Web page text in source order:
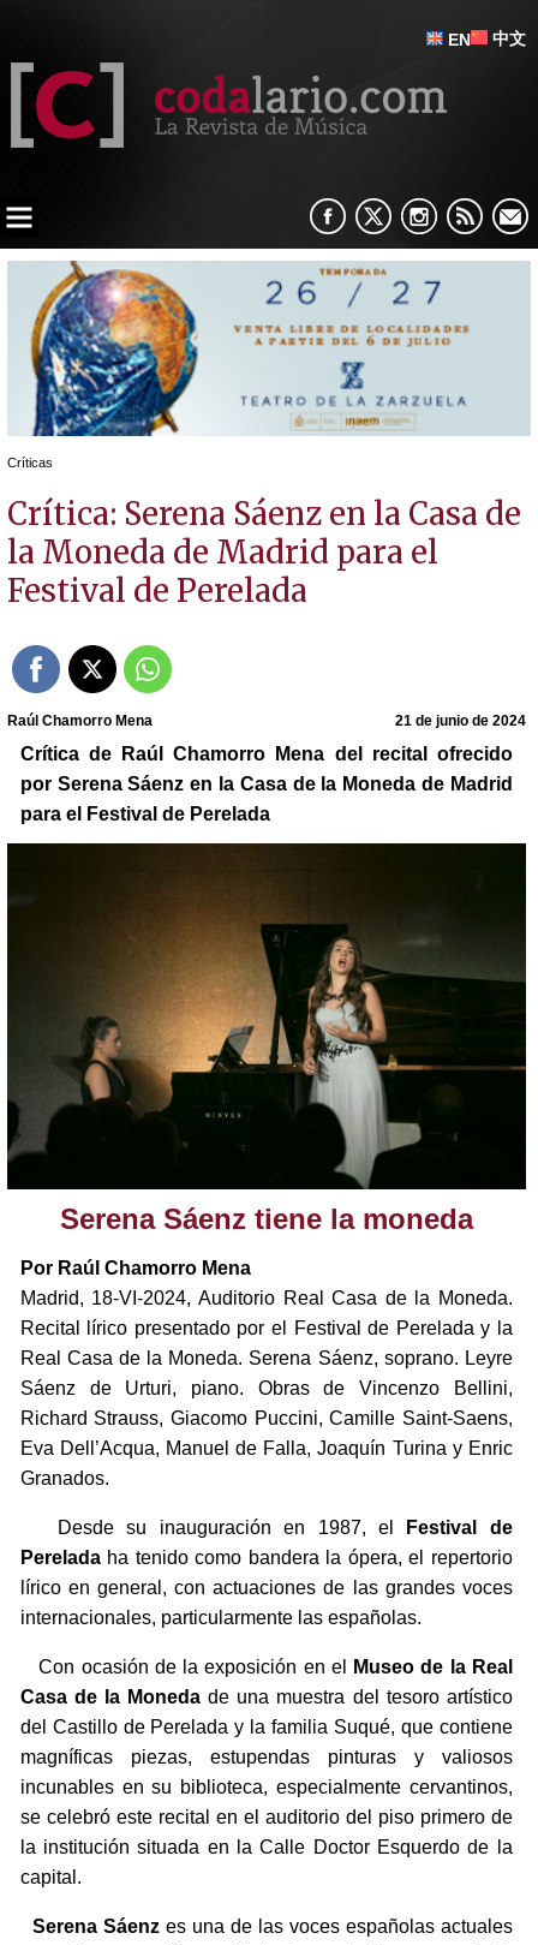
EN 中文
Críticas
Crítica: Serena Sáenz en la Casa de
la Moneda de Madrid para el
Festival de Perelada
Raúl Chamorro Mena 21 de junio de 2024
Crítica de Raúl Chamorro Mena del recital ofrecido
por Serena Sáenz en la Casa de la Moneda de Madrid
para el Festival de Perelada
Serena Sáenz tiene la moneda
Por Raúl Chamorro Mena
Madrid, 18-VI-2024, Auditorio Real Casa de la Moneda.
Recital lírico presentado por el Festival de Perelada y la
Real Casa de la Moneda. Serena Sáenz, soprano. Leyre
Sáenz de Urturi, piano. Obras de Vincenzo Bellini,
Richard Strauss, Giacomo Puccini, Camille Saint-Saens,
Eva Dell’Acqua, Manuel de Falla, Joaquín Turina y Enric
Granados.
Desde su inauguración en 1987, el
Festival de
Pereladaha tenido como bandera la ópera, el repertorio
lírico en general, con actuaciones de las grandes voces
internacionales, particularmente las españolas.
Con ocasión de la exposición en el
Museo de la Real
Casa de la Moneda de una muestra del tesoro artístico
del Castillo de Perelada y la familia Suqué, que contiene
magníficas piezas, estupendas pinturas y valiosos
incunables en su biblioteca, especialmente cervantinos,
se celebró este recital en el auditorio del piso primero de
la institución situada en la Calle Doctor Esquerdo de la
capital.
Serena Sáenzes una de las voces españolas actuales